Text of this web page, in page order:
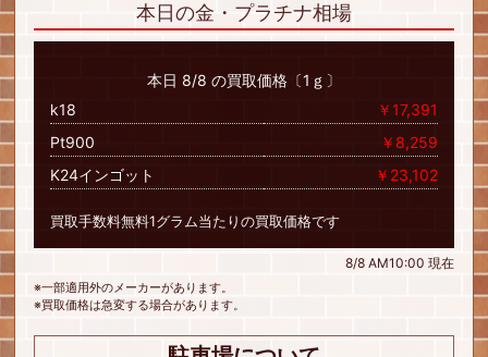
本日の金・プラチナ相場
本日 8/8 の買取価格〔1ｇ〕
k18
￥17,391
Pt900
￥8,259
K24インゴット
￥23,102
買取手数料無料1グラム当たりの買取価格です
8/8 AM10:00 現在
※一部適用外のメーカーがあります。
※買取価格は急変する場合があります。